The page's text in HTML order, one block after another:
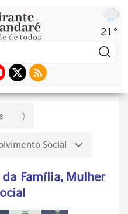
21°
Social
Família, Mulher